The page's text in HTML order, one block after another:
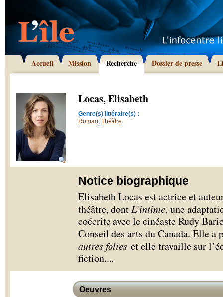
Accueil Mission Recherche Dossier de presse
Locas, Elisabeth
Genre(s) littéraire(s) :
Roman, Théâtre
Notice biographique
Elisabeth Locas est actrice et
théâtre, dont L’intime, une
coécrite avec le cinéaste Rudy
Conseil des arts du Canada. Elle
autres folies et elle travaille sur
fiction....
Oeuvres